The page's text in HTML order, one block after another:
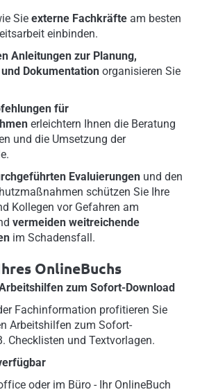
Sie externe Fachkräfte am besten
einbinden.
Anleitungen zur Planung,
Dokumentation organisieren Sie
für
erleichtern Ihnen die Beratung
und die Umsetzung der
Evaluierungen und den
schützen Sie Ihre
Kollegen vor Gefahren am
vermeiden weitreichende
im Schadensfall.
OnlineBuchs
zum Sofort-Download
Fachinformation profitieren Sie
Arbeitshilfen zum Sofort-
Checklisten und Textvorlagen.
oder im Büro - Ihr OnlineBuch